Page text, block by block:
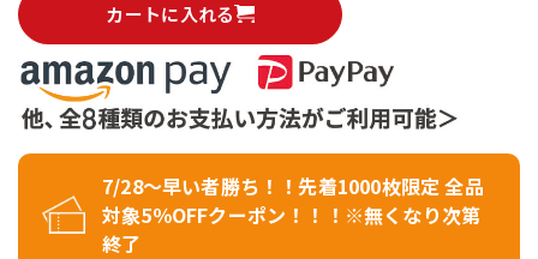
カートに入れる
7/28～早い者勝ち！！先着1000枚限定 全品
対象5％OFFクーポン！！！※無くなり次第
終了